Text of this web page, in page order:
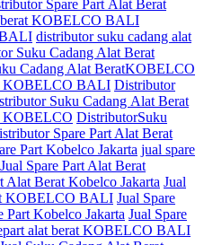
Spare Part Alat Berat
berat KOBELCO BALI
distributor suku cadang alat
Suku Cadang Alat Berat
Cadang Alat BeratKOBELCO
KOBELCO BALI Distributor
Suku Cadang Alat Berat
KOBELCO DistributorSuku
Spare Part Alat Berat
Part Kobelco Jakarta jual spare
Jual Spare Part Alat Berat
Alat Berat Kobelco Jakarta Jual
KOBELCO BALI Jual Spare
Part Kobelco Jakarta Jual Spare
alat berat KOBELCO BALI